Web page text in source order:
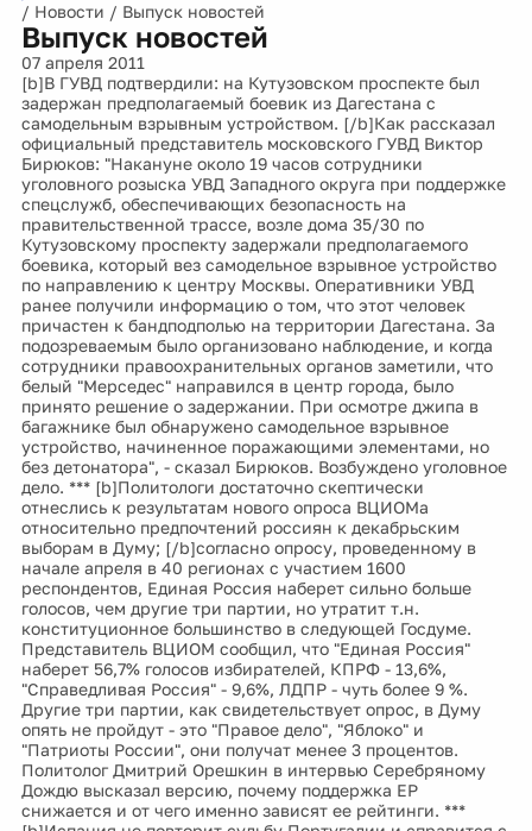
/ Новости / Выпуск новостей
Выпуск новостей
07 апреля 2011
[b]В ГУВД подтвердили: на Кутузовском проспекте был
задержан предполагаемый боевик из Дагестана с
самодельным взрывным устройством. [/b]Как рассказал
официальный представитель московского ГУВД Виктор
Бирюков: "Накануне около 19 часов сотрудники
уголовного розыска УВД Западного округа при поддержке
спецслужб, обеспечивающих безопасность на
правительственной трассе, возле дома 35/30 по
Кутузовскому проспекту задержали предполагаемого
боевика, который вез самодельное взрывное устройство
по направлению к центру Москвы. Оперативники УВД
ранее получили информацию о том, что этот человек
причастен к бандподполью на территории Дагестана. За
подозреваемым было организовано наблюдение, и когда
сотрудники правоохранительных органов заметили, что
белый "Мерседес" направился в центр города, было
принято решение о задержании. При осмотре джипа в
багажнике был обнаружено самодельное взрывное
устройство, начиненное поражающими элементами, но
без детонатора", - сказал Бирюков. Возбуждено уголовное
дело. *** [b]Политологи достаточно скептически
отнеслись к результатам нового опроса ВЦИОМа
относительно предпочтений россиян к декабрьским
выборам в Думу; [/b]согласно опросу, проведенному в
начале апреля в 40 регионах с участием 1600
респондентов, Единая Россия наберет сильно больше
голосов, чем другие три партии, но утратит т.н.
конституционное большинство в следующей Госдуме.
Представитель ВЦИОМ сообщил, что "Единая Россия"
наберет 56,7% голосов избирателей, КПРФ - 13,6%,
"Справедливая Россия" - 9,6%, ЛДПР - чуть более 9 %.
Другие три партии, как свидетельствует опрос, в Думу
опять не пройдут - это "Правое дело", "Яблоко" и
"Патриоты России", они получат менее 3 процентов.
Политолог Дмитрий Орешкин в интервью Серебряному
Дождю высказал версию, почему поддержка ЕР
снижается и от чего именно зависят ее рейтинги. ***